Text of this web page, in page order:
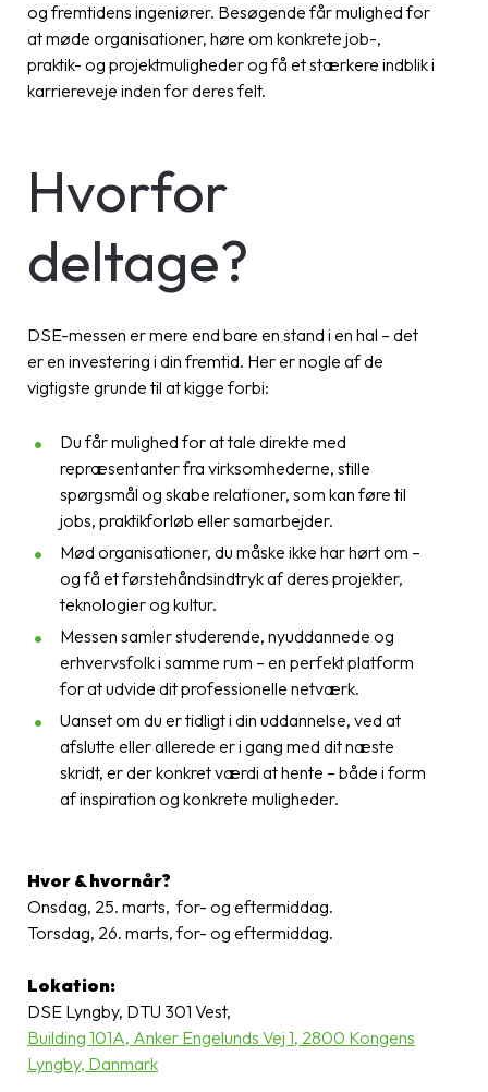
og fremtidens ingeniører. Besøgende får mulighed for
at møde organisationer, høre om konkrete job-,
praktik- og projektmuligheder og få et stærkere indblik i
karriereveje inden for deres felt.
Hvorfor
deltage?
DSE-messen er mere end bare en stand i en hal – det
er en investering i din fremtid. Her er nogle af de
vigtigste grunde til at kigge forbi:
Du får mulighed for at tale direkte med
repræsentanter fra virksomhederne, stille
spørgsmål og skabe relationer, som kan føre til
jobs, praktikforløb eller samarbejder.
Mød organisationer, du måske ikke har hørt om –
og få et førstehåndsindtryk af deres projekter,
teknologier og kultur.
Messen samler studerende, nyuddannede og
erhvervsfolk i samme rum – en perfekt platform
for at udvide dit professionelle netværk.
Uanset om du er tidligt i din uddannelse, ved at
afslutte eller allerede er i gang med dit næste
skridt, er der konkret værdi at hente – både i form
af inspiration og konkrete muligheder.
Hvor & hvornår?
Onsdag, 25. marts, for- og eftermiddag.
Torsdag, 26. marts, for- og eftermiddag.
Lokation:
DSE Lyngby, DTU 301 Vest,
Building 101A, Anker Engelunds Vej 1, 2800 Kongens
Lyngby, Danmark